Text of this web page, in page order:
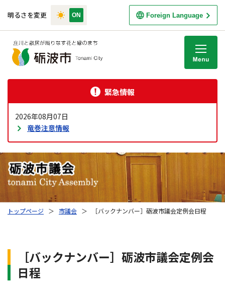
明るさを変更 Foreign Language
緊急情報
2026年08月07日
竜巻注意情報
トップページ ＞ 市議会 ＞ ［バックナンバー］砺波市議会定例会日程
［バックナンバー］砺波市議会定例会
日程